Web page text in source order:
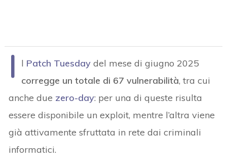
I l Patch Tuesday del mese di giugno 2025
corregge un totale di 67 vulnerabilità, tra cui
anche due zero-day: per una di queste risulta
essere disponibile un exploit, mentre l’altra viene
già attivamente sfruttata in rete dai criminali
informatici.